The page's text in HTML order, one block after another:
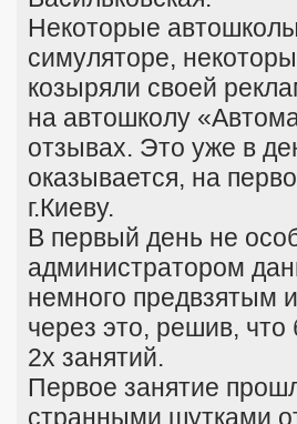
Некоторые
симуляторе,
козыряли своей
на автошколу
отзывах. Это уже в
оказывается, на
г.Киеву.
В первый день не
администратором
немного предвзятым
через это, решив,
2х занятий.
Первое занятие
странными шутками